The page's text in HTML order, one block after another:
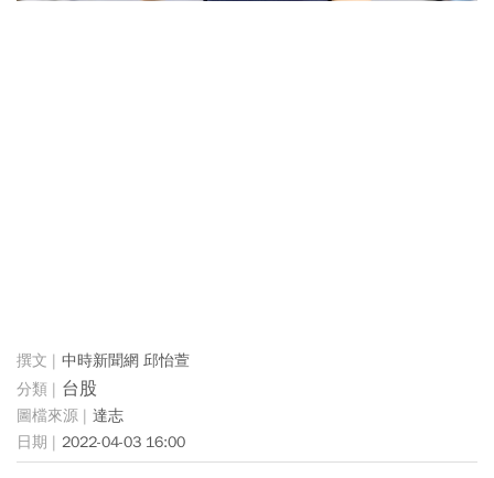
中時新聞網 邱怡萱
台股
達志
2022-04-03 16:00